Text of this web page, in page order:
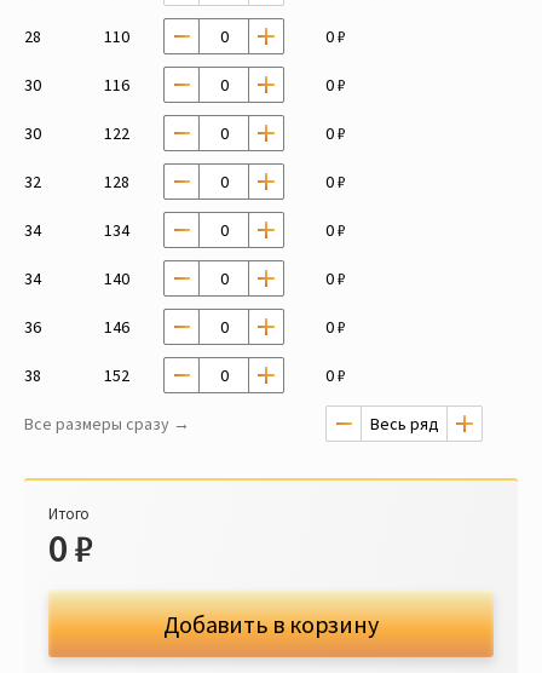
28 110 0 ₽
30 116 0 ₽
30 122 0 ₽
32 128 0 ₽
34 134 0 ₽
34 140 0 ₽
36 146 0 ₽
38 152 0 ₽
Все размеры сразу →
Итого
0₽
Добавить в корзину